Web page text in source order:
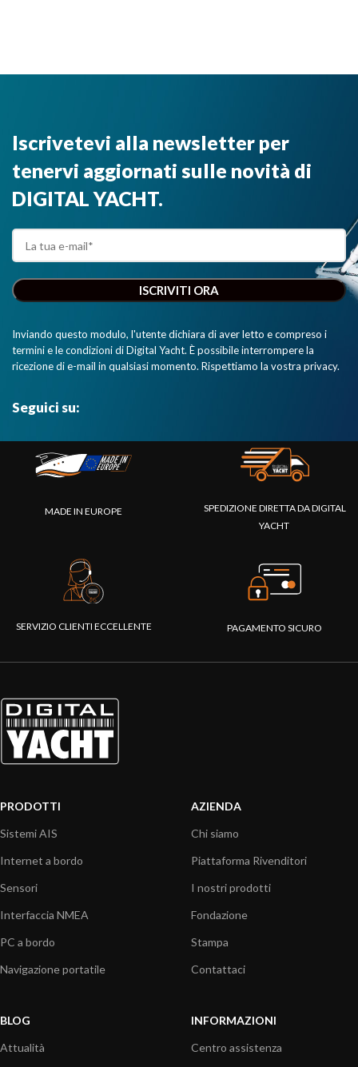
Iscrivetevi alla newsletter per
tenervi aggiornati sulle novità di
DIGITAL YACHT.
Inviando questo modulo, l'utente dichiara di aver letto e compreso i
termini e le condizioni di Digital Yacht. È possibile interrompere la
ricezione di e-mail in qualsiasi momento. Rispettiamo la vostra privacy.
Seguici su:
MADE IN EUROPE
SPEDIZIONE DIRETTA DA DIGITAL
YACHT
SERVIZIO CLIENTI ECCELLENTE PAGAMENTO SICURO
PRODOTTI
Sistemi AIS
Internet a bordo
Sensori
Interfaccia NMEA
PC a bordo
Navigazione portatile
AZIENDA
Chi siamo
Piattaforma Rivenditori
I nostri prodotti
Fondazione
Stampa
Contattaci
BLOG
Attualità
INFORMAZIONI
Centro assistenza